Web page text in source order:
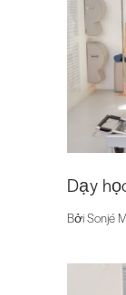
Dạy
Bởi Sonjé